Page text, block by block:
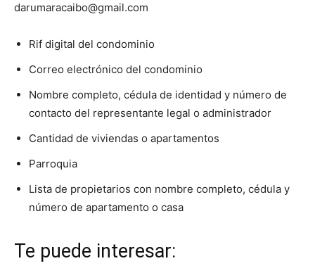
darumaracaibo@gmail.com
Rif digital del condominio
Correo electrónico del condominio
Nombre completo, cédula de identidad y número de
contacto del representante legal o administrador
Cantidad de viviendas o apartamentos
Parroquia
Lista de propietarios con nombre completo, cédula y
número de apartamento o casa
Te puede interesar: